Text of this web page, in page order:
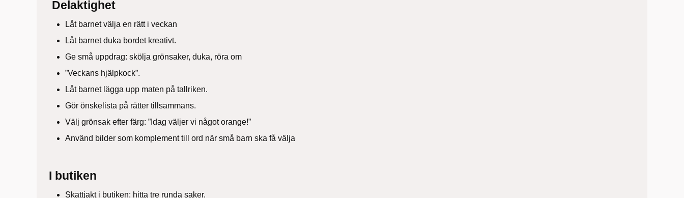
Delaktighet
Låt barnet välja en rätt i veckan
Låt barnet duka bordet kreativt.
Ge små uppdrag: skölja grönsaker, duka, röra om
”Veckans hjälpkock”.
Låt barnet lägga upp maten på tallriken.
Gör önskelista på rätter tillsammans.
Välj grönsak efter färg: ”Idag väljer vi något orange!”
Använd bilder som komplement till ord när små barn ska få välja
I butiken
Skattjakt i butiken: hitta tre runda saker.